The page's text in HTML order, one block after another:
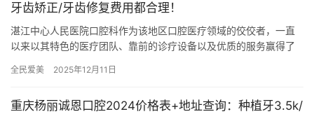
牙齿矫正/牙齿修复费用都合理！
湛江中心人民医院口腔科作为该地区口腔医疗领域的佼佼者，一直
以来以其特色的医疗团队、靠前的诊疗设备以及优质的服务赢得了
的日益…
全民爱美 2025年12月11日
重庆杨丽诚恩口腔2024价格表+地址查询：种植牙3.5k/